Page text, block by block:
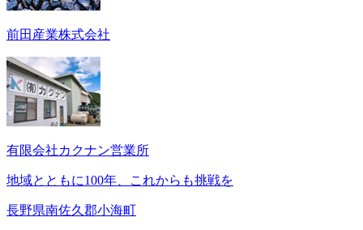
前田産業株式会社
有限会社カクナン営業所
地域とともに100年、これからも挑戦を
長野県南佐久郡小海町